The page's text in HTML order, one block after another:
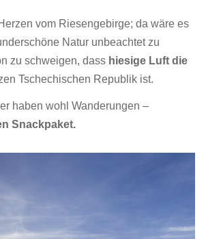
vom Riesengebirge; da wäre es
Natur unbeachtet zu
zu schweigen, dass hiesige Luft die
Tschechischen Republik ist.
haben wohl Wanderungen –
Snackpaket.